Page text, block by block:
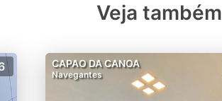
Veja também
CAPAO DA CANOA
Navegantes